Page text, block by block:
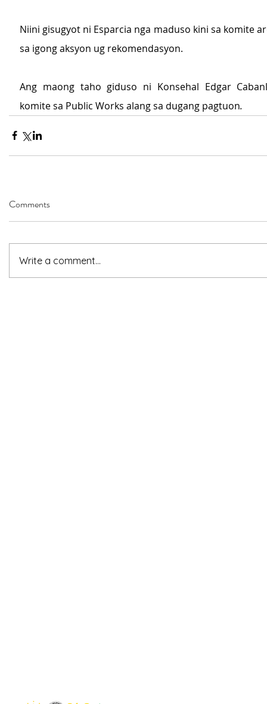
Niini gisugyot ni Esparcia nga maduso kini sa komite
sa igong aksyon ug rekomendasyon.
Ang maong taho giduso ni Konsehal Edgar
komite sa Public Works alang sa dugang pagtuon.
Comments
Write a comment...